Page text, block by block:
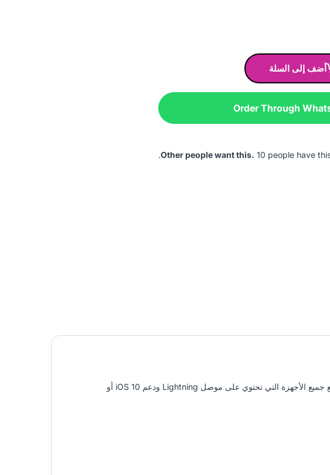
أضف إلى السلة
Order Through
Other people want this. 10 people have
يتيح لك هذا المحول توصيل الأجهزة التي تستخدم سدادة صوتية 3.5 مم لأجهزة البرق الخاصة بك. إنه يعمل مع جميع الأجهزة التي تحتوي على موصل Lightning ودعم iOS 10 أو